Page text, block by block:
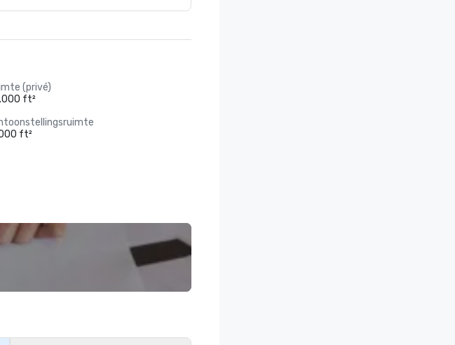
(privé)
ft²
ft²